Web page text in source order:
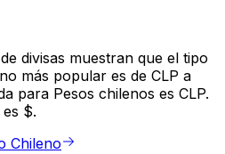
divisas muestran que el tipo
más popular es de CLP a
para Pesos chilenos es CLP.
$.
Chileno